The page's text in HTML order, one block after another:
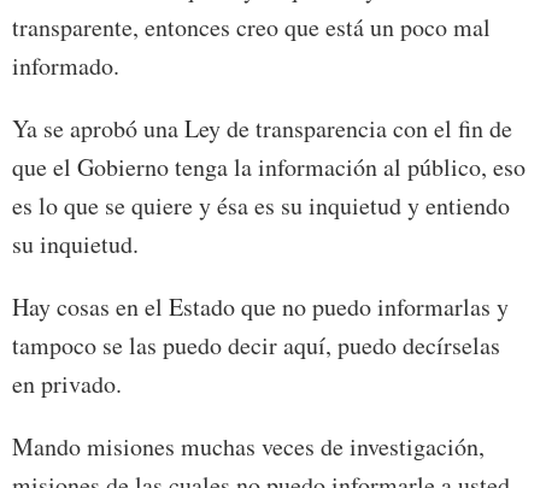
transparente, entonces creo que está un poco mal
informado.
Ya se aprobó una Ley de transparencia con el fin de
que el Gobierno tenga la información al público, eso
es lo que se quiere y ésa es su inquietud y entiendo
su inquietud.
Hay cosas en el Estado que no puedo informarlas y
tampoco se las puedo decir aquí, puedo decírselas
en privado.
Mando misiones muchas veces de investigación,